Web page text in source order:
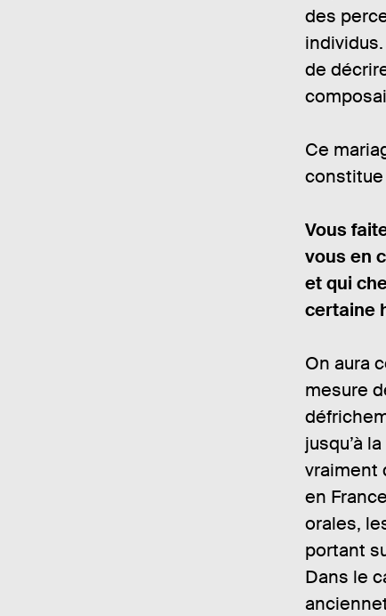
des
de
Ce
constitue
Vous
vous en
et qui
certaine
On aura
mesure
jusqu’à
vraiment
en
orales,
portant
Dans le